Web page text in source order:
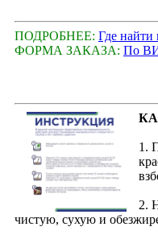
ПОДРОБНЕЕ: Где найти
ФОРМА ЗАКАЗА: По
1.
2.
чистую, сухую и